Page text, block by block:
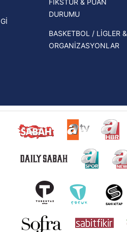
Ligi haberleri
haberleri
Ligi haberleri
FİKSTÜR & PUAN
DURUMU
BASKETBOL / LİGLER &
ORGANİZASYONLAR